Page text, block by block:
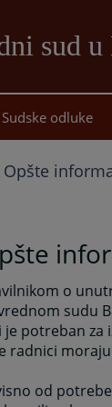
sud
Sudske odluke
Opšte
o
sudu
je potreban za
radnici
od